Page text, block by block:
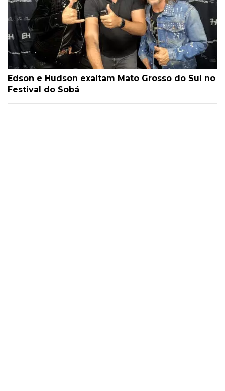
Edson e Hudson exaltam Mato Grosso do Sul no
Festival do Sobá